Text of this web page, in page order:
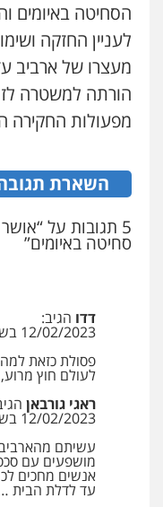
עו"ד
משפחה
עו"ד
עו"ד
פלילי
הסחיטה באיומים
לעניין החזקה
הורתה למשטרה
מפעולות החקירה
השארת
5 תגובות על
סחיטה באיומים”
דדו הגיב:
12/02/2023 בשעה 3:39 pm
פסולת כזאת למה
לעולם חוץ
ראגי גורבאן
12/02/2023 בשעה 6:06 pm
מושפעים עם
אנשים מחכים
עד לדלת הבית
פלילי
פלילי
מנשה,
פלילי
סמים
ויקי
פלילי